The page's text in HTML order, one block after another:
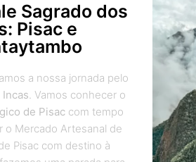
Sagrado dos
Pisac e
a nossa jornada pelo
. Vamos conhecer o
de Pisac com tempo
o Mercado Artesanal de
Pisac com destino à